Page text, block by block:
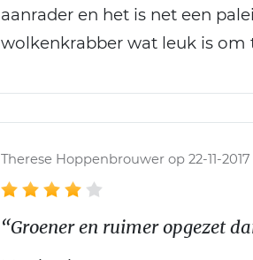
aanrader en het is net een
wolkenkrabber wat leuk is om
Therese Hoppenbrouwer op 22-11-2017
“Groener en ruimer opgezet